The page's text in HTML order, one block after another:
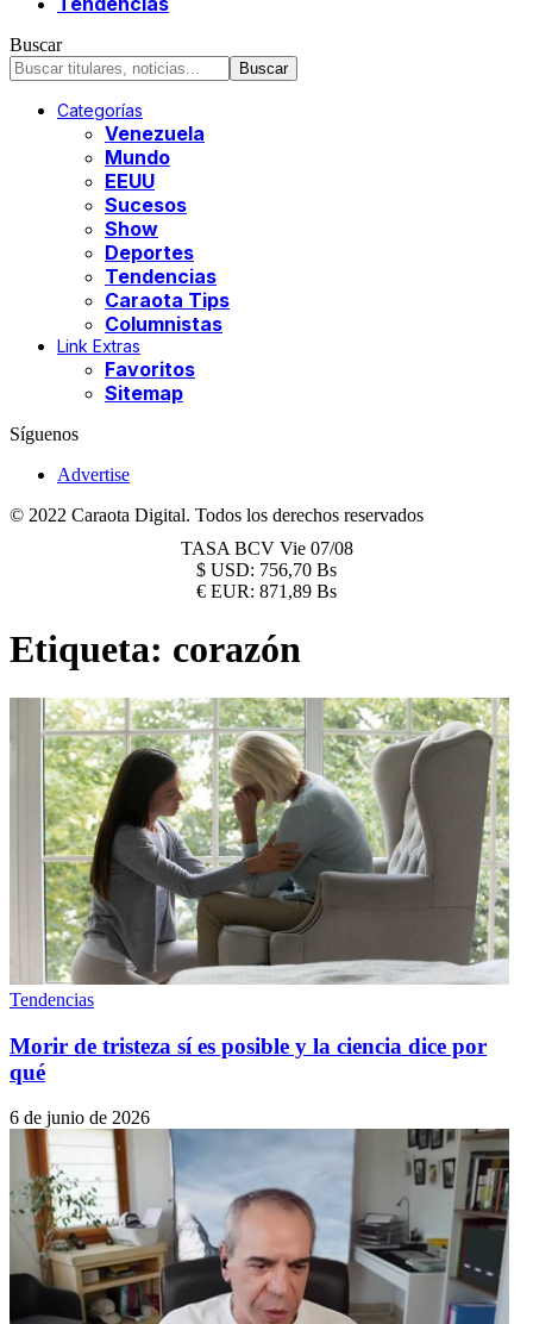
Buscar
Categorías
Venezuela
Mundo
EEUU
Sucesos
Show
Deportes
Tendencias
Caraota Tips
Columnistas
Link Extras
Favoritos
Sitemap
Síguenos
Advertise
© 2022 Caraota Digital. Todos los derechos reservados
TASA BCV Vie 07/08
$ USD: 756,70 Bs
€ EUR: 871,89 Bs
Etiqueta: corazón
Tendencias
Morir de tristeza sí es posible y la ciencia dice por
qué
6 de junio de 2026